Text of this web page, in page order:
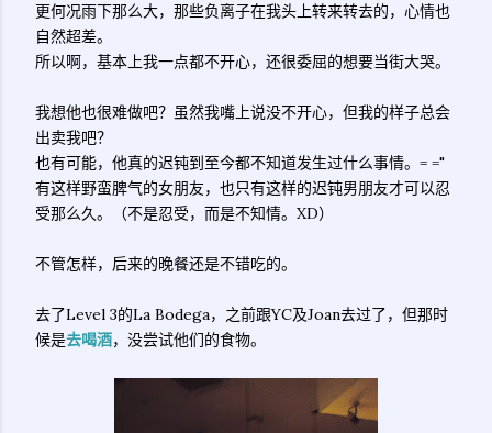
更何况雨下那么大，那些负离子在我头上转来转去的，心情也
自然超差。
所以啊，基本上我一点都不开心，还很委屈的想要当街大哭。
我想他也很难做吧？虽然我嘴上说没不开心，但我的样子总会
出卖我吧？
也有可能，他真的迟钝到至今都不知道发生过什么事情。= ="
有这样野蛮脾气的女朋友，也只有这样的迟钝男朋友才可以忍
受那么久。（不是忍受，而是不知情。XD）
不管怎样，后来的晚餐还是不错吃的。
去了Level 3的La Bodega，之前跟YC及Joan去过了，但那时
候是去喝酒，没尝试他们的食物。